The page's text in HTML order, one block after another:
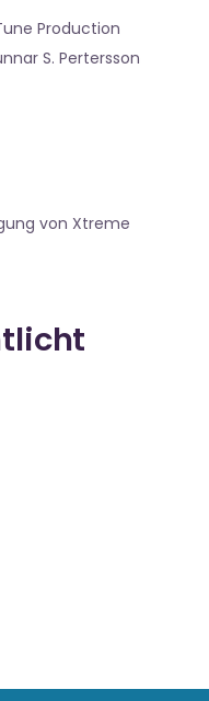
Production
S. Pertersson
von Xtreme